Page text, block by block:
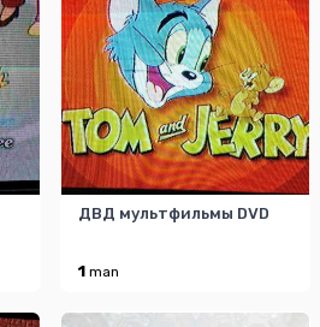
ДВД мультфильмы DVD
1 man